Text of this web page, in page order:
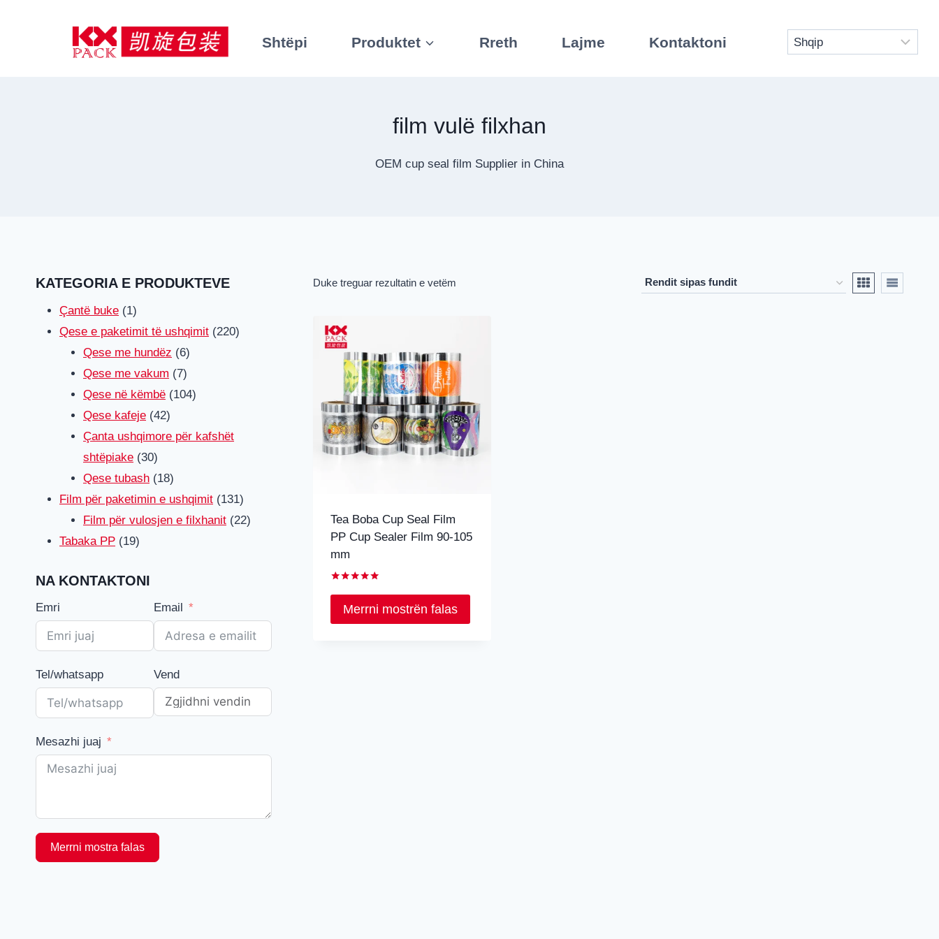
Shtëpi Produktet Rreth Lajme Kontaktoni
film vulë filxhan
OEM cup seal film Supplier in China
Duke treguar rezultatin e vetëm
Tea Boba Cup Seal Film
PP Cup Sealer Film 90-105
mm
jashtë nga
5
Merrni mostrën falas
KATEGORIA E PRODUKTEVE
Çantë buke 11
produkt
Qese e paketimit të ushqimit 220220
Qese me hundëz 66
produkteve
Qese me vakum 77
produkteve
Qese në këmbë 104104
Qese kafeje 4242
produkteve
Çanta ushqimore për kafshët
shtëpiake 3030
produkteve
Qese tubash 1818
produkteve
Film për paketimin e ushqimit 131131
produkteve
Film për vulosjen e filxhanit 2222
Tabaka PP 1919
NA KONTAKTONI
Emri Email
Tel/whatsapp Vend
Mesazhi juaj
Merrni mostra falas